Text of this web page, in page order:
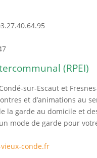
(RPEI)
sur-Escaut et
et d’animations au
la garde au domicile et
mode de garde pour
conde.fr